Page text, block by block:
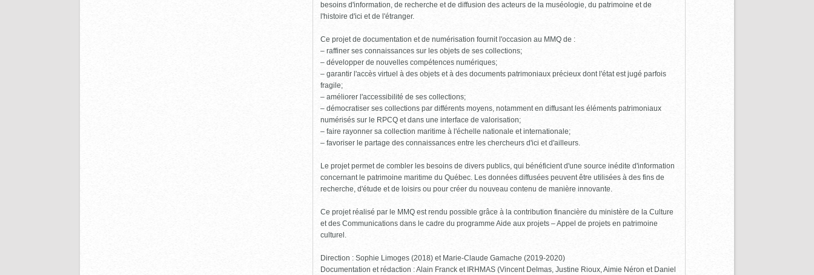
besoins d'information, de recherche et de diffusion des acteurs de la muséologie, du patrimoine et de
l'histoire d'ici et de l'étranger.
Ce projet de documentation et de numérisation fournit l'occasion au MMQ de :
– raffiner ses connaissances sur les objets de ses collections;
– développer de nouvelles compétences numériques;
– garantir l'accès virtuel à des objets et à des documents patrimoniaux précieux dont l'état est jugé parfois
fragile;
– améliorer l'accessibilité de ses collections;
– démocratiser ses collections par différents moyens, notamment en diffusant les éléments patrimoniaux
numérisés sur le RPCQ et dans une interface de valorisation;
– faire rayonner sa collection maritime à l'échelle nationale et internationale;
– favoriser le partage des connaissances entre les chercheurs d'ici et d'ailleurs.
Le projet permet de combler les besoins de divers publics, qui bénéficient d'une source inédite d'information
concernant le patrimoine maritime du Québec. Les données diffusées peuvent être utilisées à des fins de
recherche, d'étude et de loisirs ou pour créer du nouveau contenu de manière innovante.
Ce projet réalisé par le MMQ est rendu possible grâce à la contribution financière du ministère de la Culture
et des Communications dans le cadre du programme Aide aux projets – Appel de projets en patrimoine
culturel.
Direction : Sophie Limoges (2018) et Marie-Claude Gamache (2019-2020)
Documentation et rédaction : Alain Franck et IRHMAS (Vincent Delmas, Justine Rioux, Aimie Néron et Daniel